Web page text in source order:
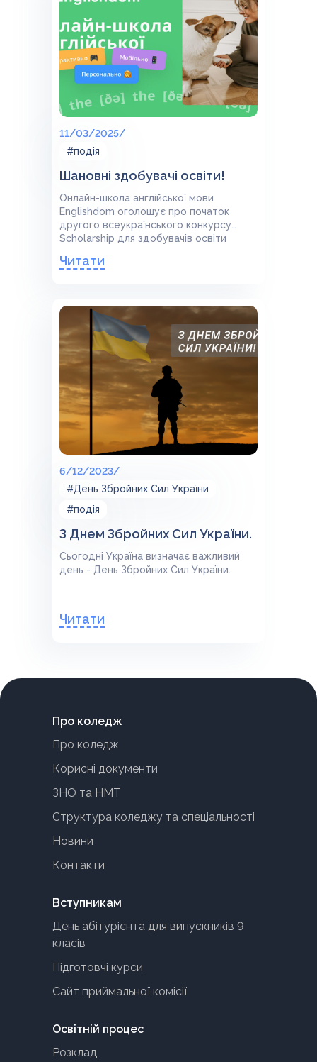
11/03/2025/
#подія
Шановні здобувачі освіти!
Онлайн-школа англійської мови
Englishdom оголошує про початок
другого всеукраїнського конкурсу
Scholarship для здобувачів освіти
Читати
6/12/2023/
#День Збройних Сил України
#подія
З Днем Збройних Сил України.
Сьогодні Україна визначає важливий
день - День Збройних Сил України.
Читати
Про коледж
Про коледж
Корисні документи
ЗНО та НМТ
Структура коледжу та спеціальності
Новини
Контакти
Вступникам
День абітурієнта для випускників 9
класів
Підготовчі курси
Сайт приймальної комісії
Освітній процес
Розклад